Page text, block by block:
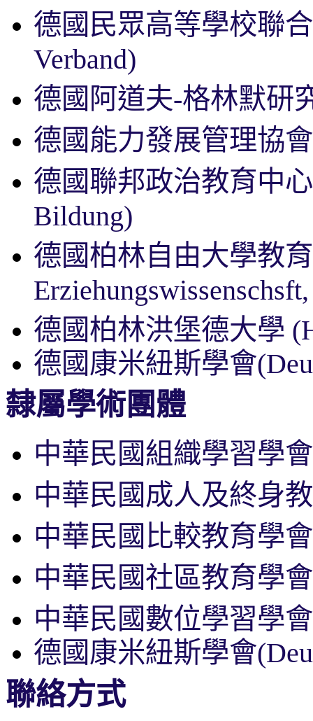
德國民眾高等學校聯
Verband)
德國阿道夫-格林默研
德國能力發展管理協會
德國聯邦政治教育中
Bildung)
德國柏林自由大學教
德國柏林洪堡德大學
德國康米紐斯學會
隸屬學術團體
中華民國組織學習學會
中華民國成人及終身
中華民國比較教育學會
中華民國社區教育學會
中華民國數位學習學會
德國康米紐斯學會
聯絡方式